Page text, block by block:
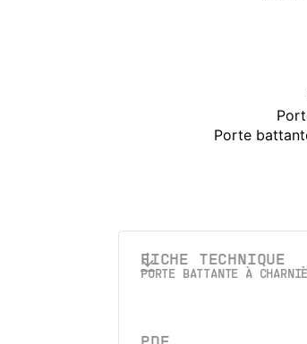
Porte
FICHE TECHNIQUE
PORTE BATTANTE À